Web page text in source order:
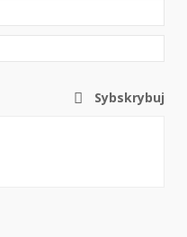
Sybskrybuj